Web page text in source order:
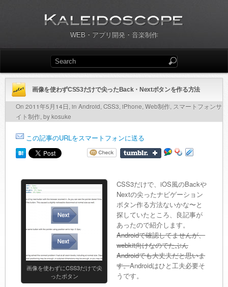
WEB・アプリ開発・音楽制作
画像を使わずCSS3だけで尖ったBack・Nextボタンを作る方法
On 2011年5月14日, in Android, CSS3, iPhone, Web制作, スマートフォンサ
イト制作, by kosuke
この記事のURLをスマートフォンに送る
画像を使わずにCSS3だけで尖
ったボタン
CSS3だけで、iOS風のBackや
Nextの尖ったナビゲーション
ボタン作る方法ないかな〜と
探していたところ、良記事が
あったので紹介します。
Androidで確認してませんが、
webkit向けなのでたぶん
Androidでも大丈夫だと思いま
す。Androidはひと工夫必要そ
うです。